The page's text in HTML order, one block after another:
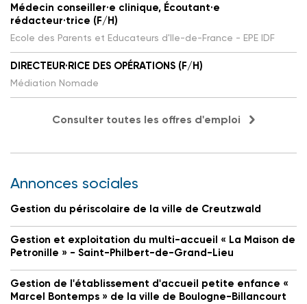
Médecin conseiller·e clinique, Écoutant·e
rédacteur·trice (F/H)
Ecole des Parents et Educateurs d'Ile-de-France - EPE IDF
DIRECTEUR·RICE DES OPÉRATIONS (F/H)
Médiation Nomade
Consulter toutes les offres d'emploi
Annonces sociales
Gestion du périscolaire de la ville de Creutzwald
Gestion et exploitation du multi-accueil « La Maison de
Petronille » - Saint-Philbert-de-Grand-Lieu
Gestion de l'établissement d'accueil petite enfance «
Marcel Bontemps » de la ville de Boulogne-Billancourt